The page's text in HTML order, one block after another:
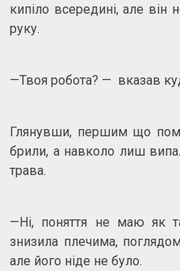
кипіло всередині, але
руку.
—Твоя робота? — вказав
Глянувши, першим що
брили, а навколо лиш
трава.
—Ні, поняття не маю як
знизила плечима,
але його ніде не було.